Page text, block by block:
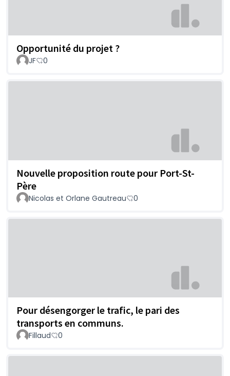
Opportunité du projet ?
JF 0
Nouvelle proposition route pour Port-St-
Père
Nicolas et Orlane Gautreau 0
Pour désengorger le trafic, le pari des
transports en communs.
Fillaud 0